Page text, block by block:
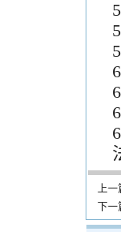
上一
下一